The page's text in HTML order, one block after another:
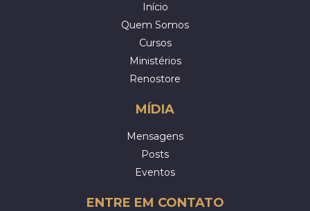
Início
Quem Somos
Cursos
Ministérios
Renostore
MÍDIA
Mensagens
Posts
Eventos
ENTRE EM CONTATO